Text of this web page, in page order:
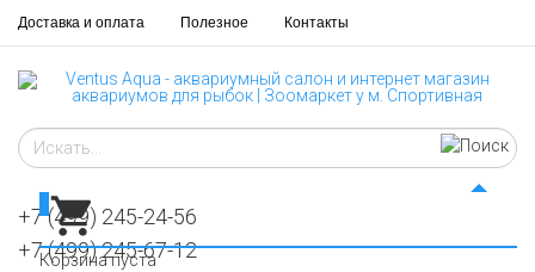
Доставка и оплата Полезное Контакты
+7 (499) 245-24-56
+7 (499) 245-67-12
Корзина пуста